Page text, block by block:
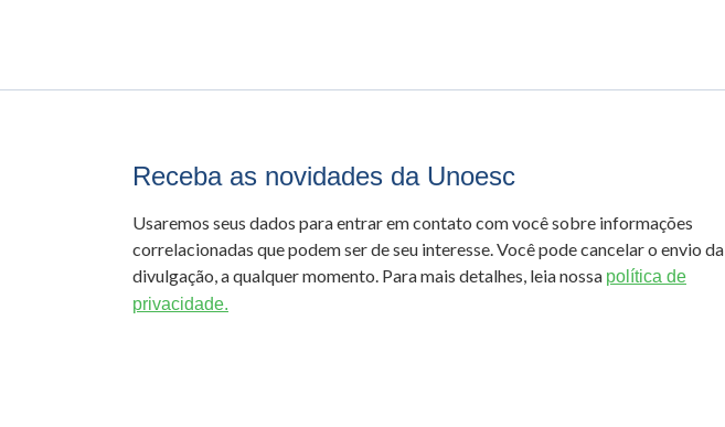
Receba as novidades da Unoesc
Usaremos seus dados para entrar em contato com você sobre informações
correlacionadas que podem ser de seu interesse. Você pode cancelar o envio da
divulgação, a qualquer momento. Para mais detalhes, leia nossa política de
privacidade.